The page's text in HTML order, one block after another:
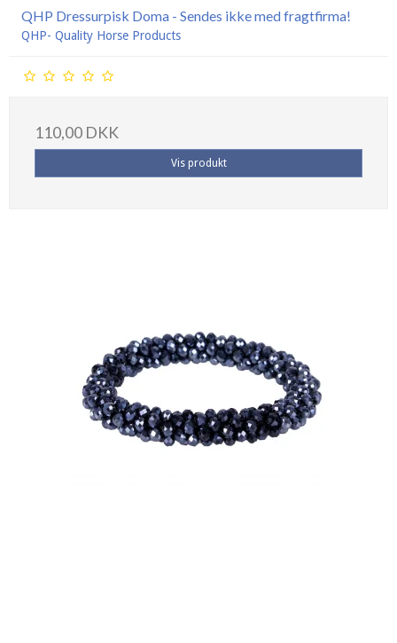
QHP Dressurpisk Doma - Sendes ikke med fragtfirma!
QHP- Quality Horse Products
110,00 DKK
Vis produkt